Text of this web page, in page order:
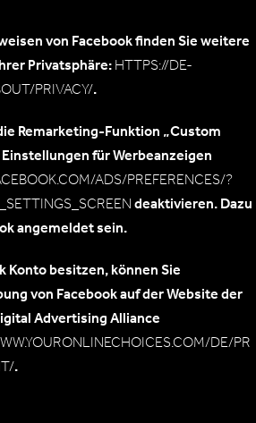
von Facebook finden Sie weitere
Privatsphäre: HTTPS://DE-
PRIVACY/.
Remarketing-Funktion „Custom
für Werbeanzeigen
ADS/PREFERENCES/?
deaktivieren. Dazu
angemeldet sein.
Konto besitzen, können Sie
von Facebook auf der Website der
Advertising Alliance
DE/PR
.